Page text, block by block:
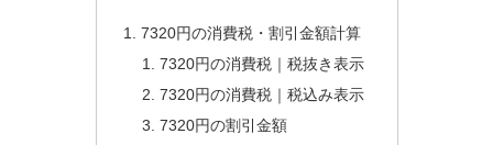
7320円の消費税・割引金額計算
7320円の消費税｜税抜き表示
7320円の消費税｜税込み表示
7320円の割引金額